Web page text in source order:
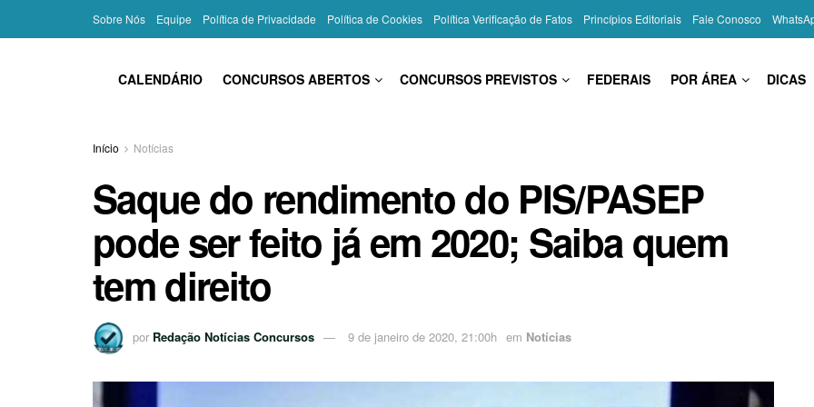
Sobre Nós Equipe Política de Privacidade Política de Cookies Política Verificação de Fatos Princípios Editoriais Fale Conosco
CALENDÁRIO CONCURSOS ABERTOS CONCURSOS PREVISTOS FEDERAIS POR ÁREA DICAS
Início Notícias
Saque do rendimento do PIS/PASEP
pode ser feito já em 2020; Saiba quem
tem direito
por Redação Notícias Concursos 9 de janeiro de 2020, 21:00h em Notícias